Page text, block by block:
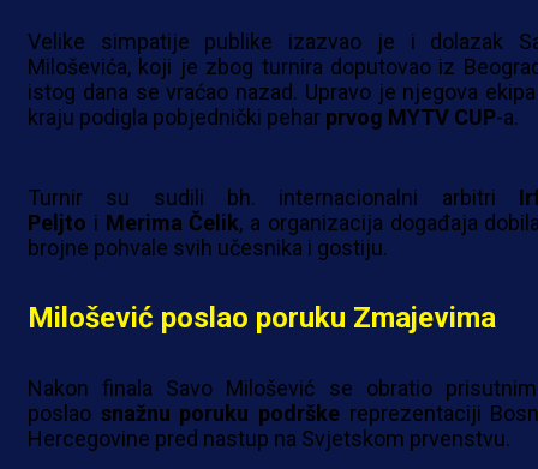
Velike simpatije publike izazvao je i dolazak
Miloševića, koji je zbog turnira doputovao iz
istog dana se vraćao nazad. Upravo je njegova
kraju podigla pobjednički pehar prvog MYTV CUP-a.
Turnir su sudili bh. internacionalni arbitri
Peljto i Merima Čelik, a organizacija događaja
brojne pohvale svih učesnika i gostiju.
Milošević poslao poruku Zmajevima
Nakon finala Savo Milošević se obratio
poslao snažnu poruku podrške reprezentaciji
Hercegovine pred nastup na Svjetskom prvenstvu.